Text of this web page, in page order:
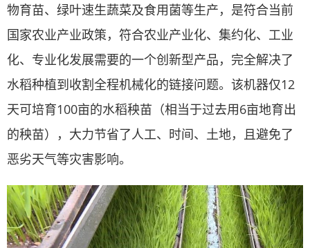
物育苗、绿叶速生蔬菜及食用菌等生产，是符合当前
国家农业产业政策，符合农业产业化、集约化、工业
化、专业化发展需要的一个创新型产品，完全解决了
水稻种植到收割全程机械化的链接问题。该机器仅12
天可培育100亩的水稻秧苗（相当于过去用6亩地育出
的秧苗），大力节省了人工、时间、土地，且避免了
恶劣天气等灾害影响。